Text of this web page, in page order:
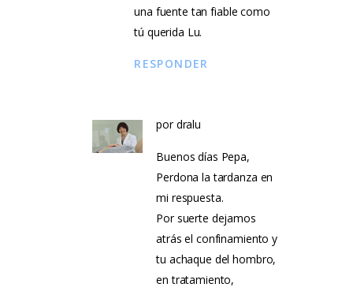
una fuente tan fiable como
tú querida Lu.
RESPONDER
pordralu
Buenos días Pepa,
Perdona la tardanza en
mi respuesta.
Por suerte dejamos
atrás el confinamiento y
tu achaque del hombro,
en tratamiento,